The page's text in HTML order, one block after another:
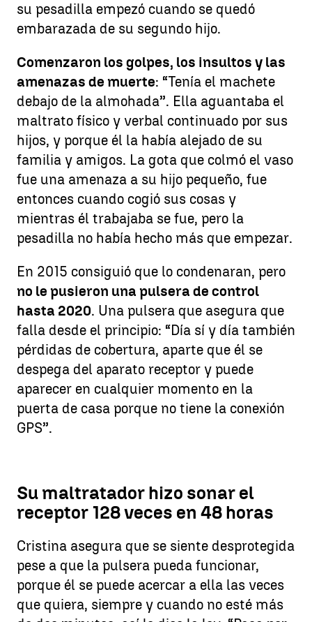
su pesadilla empezó cuando se quedó
embarazada de su segundo hijo.
Comenzaron los golpes, los insultos y las
amenazas de muerte: “Tenía el machete
debajo de la almohada”. Ella aguantaba el
maltrato físico y verbal continuado por sus
hijos, y porque él la había alejado de su
familia y amigos. La gota que colmó el vaso
fue una amenaza a su hijo pequeño, fue
entonces cuando cogió sus cosas y
mientras él trabajaba se fue, pero la
pesadilla no había hecho más que empezar.
En 2015 consiguió que lo condenaran, pero
no le pusieron una pulsera de control
hasta 2020. Una pulsera que asegura que
falla desde el principio: “Día sí y día también
pérdidas de cobertura, aparte que él se
despega del aparato receptor y puede
aparecer en cualquier momento en la
puerta de casa porque no tiene la conexión
GPS”.
Su maltratador hizo sonar el
receptor 128 veces en 48 horas
Cristina asegura que se siente desprotegida
pese a que la pulsera pueda funcionar,
porque él se puede acercar a ella las veces
que quiera, siempre y cuando no esté más